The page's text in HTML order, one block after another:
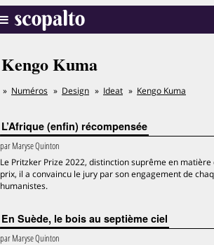
Kengo Kuma
Numéros Design Ideat Kengo Kuma
L’Afrique (enfin) récompensée
parMaryse Quinton
Le Pritzker Prize 2022, distinction suprême en
prix, il a convaincu le jury par son engagement de
humanistes.
En Suède, le bois au septième ciel
parMaryse Quinton